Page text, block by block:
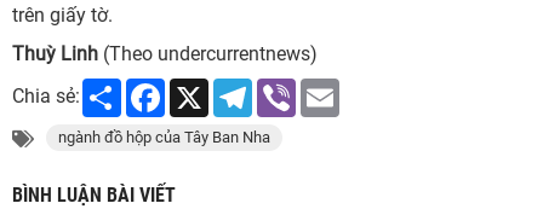
trên giấy tờ.
Thuỳ Linh (Theo undercurrentnews)
Chia sẻ:
Share Facebook
X Telegram
Viber
ngành đồ hộp của Tây Ban Nha
BÌNH LUẬN BÀI VIẾT